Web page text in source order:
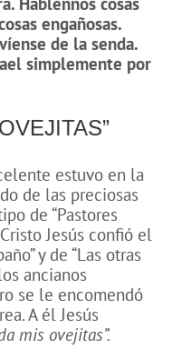
engañosas.
de la senda.
simplemente por
estuvo en la
de las preciosas
de “Pastores
Jesús confió el
y de “Las otras
ancianos
se le encomendó
A él Jesús
mis ovejitas”.